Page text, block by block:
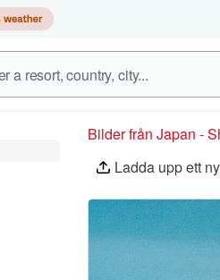
Bilder från Japan -
Ladda upp ett